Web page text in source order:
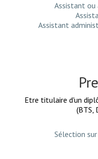
Assistant
Assistant
Etre titulaire d'un
(BTS,
Sélection